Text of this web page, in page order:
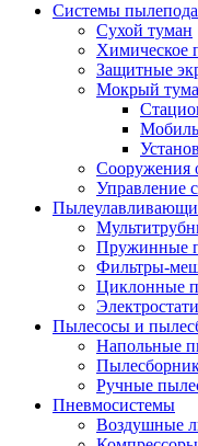
Системы
Сухой туман
Химическое
Защитные
Мокрый
Сооружения
Управление
Пружинные
Фильтры-
Циклонные
Пылесосы и
Напольные
Ручные
Пневмосистемы
Воздушные